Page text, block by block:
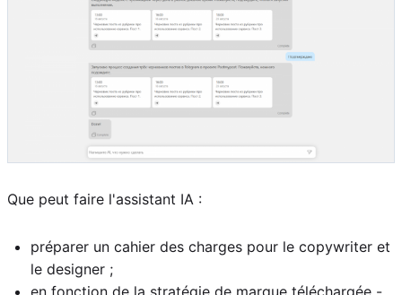
Que peut faire l'assistant IA :
préparer un cahier des charges pour le copywriter et
le designer ;